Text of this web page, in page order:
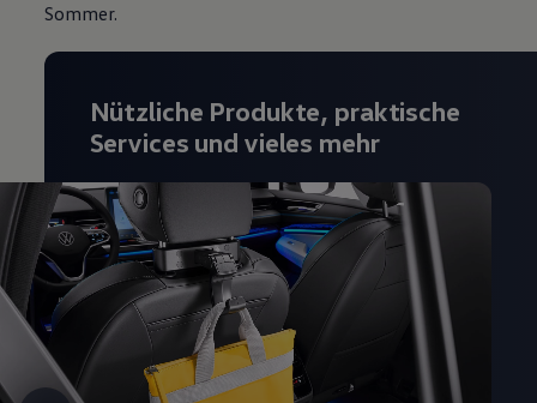
Sommer.
Nützliche Produkte, praktische
Services und vieles mehr